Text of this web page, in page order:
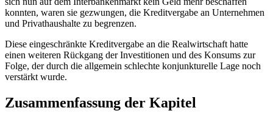
konnten, waren sie gezwungen, die Kreditvergabe an Unternehmen
und Privathaushalte zu begrenzen.
Diese eingeschränkte Kreditvergabe an die Realwirtschaft hatte
einen weiteren Rückgang der Investitionen und des Konsums zur
Folge, der durch die allgemein schlechte konjunkturelle Lage noch
verstärkt wurde.
Zusammenfassung der Kapitel